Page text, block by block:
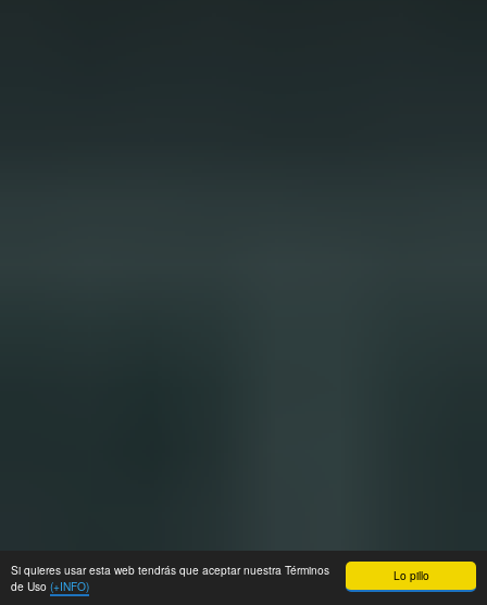
Lo pillo
Si quieres usar esta web tendrás que aceptar nuestra Términos
de Uso (+INFO)